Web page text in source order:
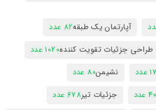
آپارتمان یک طبقه82 عدد
طراحی جزئیات تقویت کننده1020 عدد
عدد نشیمن80 عدد
جزئیات تیر678 عدد